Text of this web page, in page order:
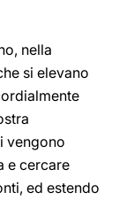
nella
si elevano
vengono
e cercare
ed estendo